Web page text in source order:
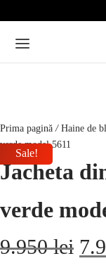
Prima pagină / Haine de
verde model 5611
Jacheta
verde
9.950lei
Sale!